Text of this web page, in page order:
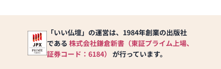
除く)とさせて頂きます。
「いい仏壇」の運営は、1984年創業の出版社
である 株式会社鎌倉新書（東証プライム上場、
証券コード：6184） が行っています。